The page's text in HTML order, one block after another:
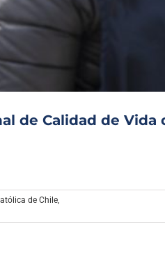
Sonoro
de Calidad de Vida
de Chile,